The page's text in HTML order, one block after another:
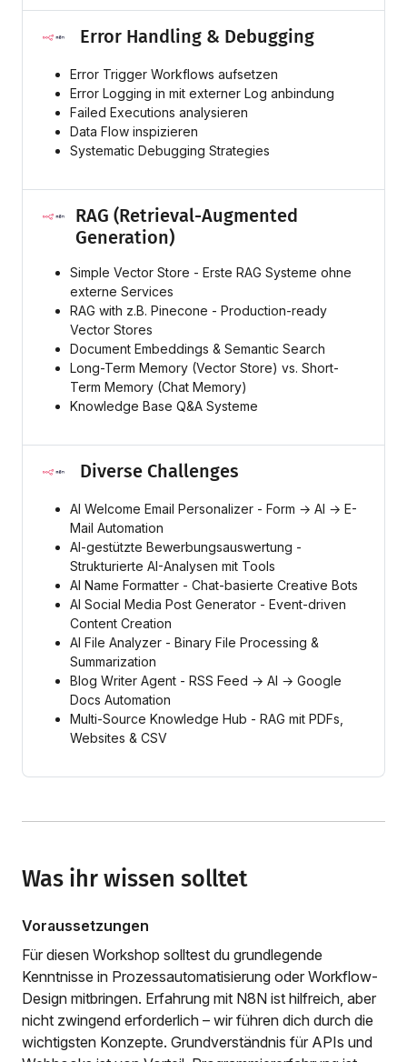
Error Handling & Debugging
Error Trigger Workflows aufsetzen
Error Logging in mit externer Log anbindung
Failed Executions analysieren
Data Flow inspizieren
Systematic Debugging Strategies
RAG (Retrieval-Augmented
Generation)
Simple Vector Store - Erste RAG Systeme ohne
externe Services
RAG with z.B. Pinecone - Production-ready
Vector Stores
Document Embeddings & Semantic Search
Long-Term Memory (Vector Store) vs. Short-
Term Memory (Chat Memory)
Knowledge Base Q&A Systeme
Diverse Challenges
AI Welcome Email Personalizer - Form → AI → E-
Mail Automation
AI-gestützte Bewerbungsauswertung -
Strukturierte AI-Analysen mit Tools
AI Name Formatter - Chat-basierte Creative Bots
AI Social Media Post Generator - Event-driven
Content Creation
AI File Analyzer - Binary File Processing &
Summarization
Blog Writer Agent - RSS Feed → AI → Google
Docs Automation
Multi-Source Knowledge Hub - RAG mit PDFs,
Websites & CSV
Was ihr wissen solltet
Voraussetzungen
Für diesen Workshop solltest du grundlegende
Kenntnisse in Prozessautomatisierung oder Workflow-
Design mitbringen. Erfahrung mit N8N ist hilfreich, aber
nicht zwingend erforderlich – wir führen dich durch die
wichtigsten Konzepte. Grundverständnis für APIs und